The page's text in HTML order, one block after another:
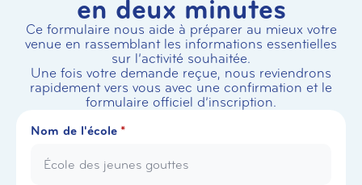
en deux minutes
Ce formulaire nous aide à préparer au mieux votre
venue en rassemblant les informations essentielles
sur l’activité souhaitée.
Une fois votre demande reçue, nous reviendrons
rapidement vers vous avec une confirmation et le
formulaire officiel d’inscription.
Nom de l'école *